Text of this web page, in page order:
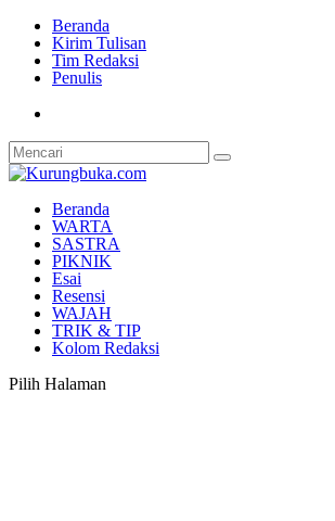
Beranda
Kirim Tulisan
Tim Redaksi
Penulis
Beranda
WARTA
SASTRA
PIKNIK
Esai
Resensi
WAJAH
TRIK & TIP
Kolom Redaksi
Pilih Halaman